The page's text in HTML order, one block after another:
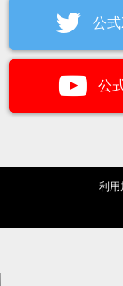
公
公
利用